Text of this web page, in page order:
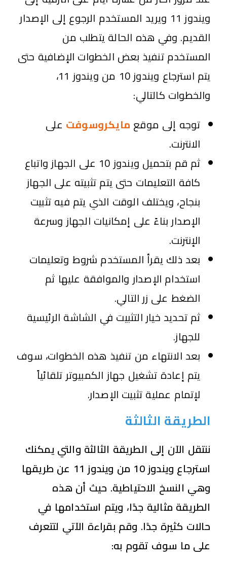
ويندوز 11 ويريد المستخدم الرجوع إلى الإصدار
القديم. وفي هذه الحالة يتطلب من
المستخدم تنفيذ بعض الخطوات الإضافية حتى
يتم استرجاع ويندوز 10 من ويندوز 11،
والخطوات كالتالي:
توجه إلى موقع مايكروسوفت على
الانترنت.
ثم قم بتحميل ويندوز 10 على الجهاز واتباع
كافة التعليمات حتى يتم تثبيته على الجهاز
بنجاح، ويختلف الوقت الذي يتم فيه تثبيت
الإصدار بناءً على إمكانيات الجهاز وسرعة
الإنترنت.
بعد ذلك يقرأ المستخدم شروط وتعليمات
استخدام الإصدار والموافقة عليها ثم
الضغط على زر التالي.
ثم تحديد خيار التثبيت في الشاشة الرئيسية
للجهاز.
بعد الانتهاء من تنفيذ هذه الخطوات، سوف
يتم إعادة تشغيل جهاز الكمبيوتر تلقائياً
لإتمام عملية تثبيت الإصدار.
الطريقة الثالثة
ننتقل الآن إلى الطريقة الثالثة والتي يمكنك
استرجاع ويندوز 10 من ويندوز 11 عن طريقها
وهي النسخ الاحتياطية. حيث أن هذه
الطريقة مثالية جدًا، ويتم استخدامها في
حالات كثيرة جدًا. وقم بقراءة الآتي لتتعرف
على ما سوف تقوم به: